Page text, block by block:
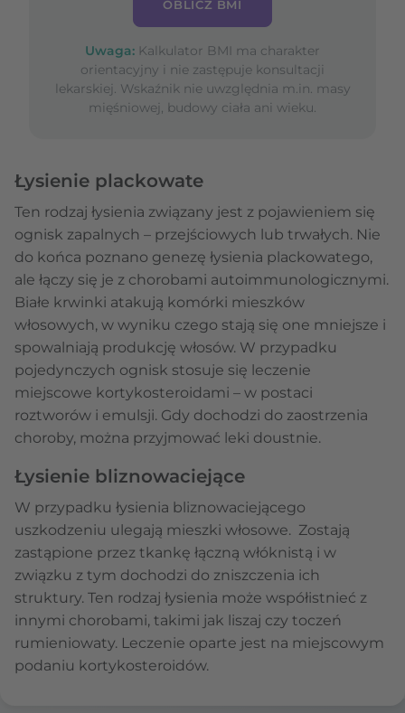
OBLICZ BMI
Uwaga: Kalkulator BMI ma charakter
orientacyjny i nie zastępuje konsultacji
lekarskiej. Wskaźnik nie uwzględnia m.in. masy
mięśniowej, budowy ciała ani wieku.
Łysienie plackowate
Ten rodzaj łysienia związany jest z pojawieniem się
ognisk zapalnych – przejściowych lub trwałych. Nie
do końca poznano genezę łysienia plackowatego,
ale łączy się je z chorobami autoimmunologicznymi.
Białe krwinki atakują komórki mieszków
włosowych, w wyniku czego stają się one mniejsze i
spowalniają produkcję włosów. W przypadku
pojedynczych ognisk stosuje się leczenie
miejscowe kortykosteroidami – w postaci
roztworów i emulsji. Gdy dochodzi do zaostrzenia
choroby, można przyjmować leki doustnie.
Łysienie bliznowaciejące
W przypadku łysienia bliznowaciejącego
uszkodzeniu ulegają mieszki włosowe. Zostają
zastąpione przez tkankę łączną włóknistą i w
związku z tym dochodzi do zniszczenia ich
struktury. Ten rodzaj łysienia może współistnieć z
innymi chorobami, takimi jak liszaj czy toczeń
rumieniowaty. Leczenie oparte jest na miejscowym
podaniu kortykosteroidów.